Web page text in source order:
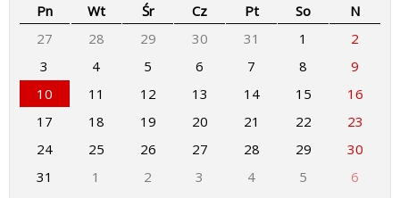
Pn
Wt Śr Cz Pt So
N
27
28 29 30 31 1
2
3
4 5 6 7 8
9
10
11 12 13 14 15
16
17
18 19 20 21 22
23
24
25 26 27 28 29
30
31
1 2 3 4 5 6